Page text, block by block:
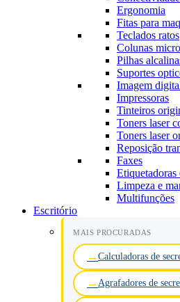
Ergonomia
Fitas para
Teclados ratos
Colunas
Pilhas
Suportes
Imagem
Impressoras
Tinteiros
Toners laser
Toners laser
Reposição
Faxes
Etiquetadoras
Limpeza e
Multifunções
Escritório
MAIS PROCURADAS
Calculadoras de
Agrafadores de